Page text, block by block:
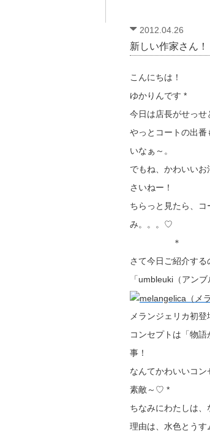
2012.04.26
新しい作家さん
こんにちは！
ゆかりんです *
今日は店長がせっせ
やっとコートの出
いなぁ～。
でもね、かわいい
さいねー！
ちらっと見たら、
み。。。♡
＊
さて今日ご紹介する
「umbleuki（アン
メランジェリカ初登
コンセプトは「物
事！
なんてかわいいコン
素敵～♡ *
ちなみにわたしは、
理由は、水色とうす